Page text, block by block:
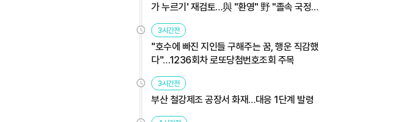
가 누르기' 재검토…與 "환영" 野 "졸속 국정"
外
3시간전
"호수에 빠진 지인들 구해주는 꿈, 행운 직감했
다"…1236회차 로또당첨번호조회 주목
3시간전
부산 철강제조 공장서 화재…대응 1단계 발령